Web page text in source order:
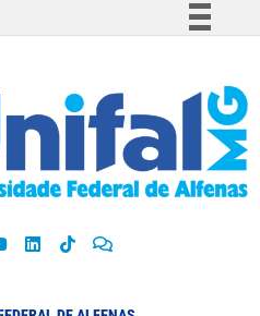
Participe
Acesso à informação
Legislação